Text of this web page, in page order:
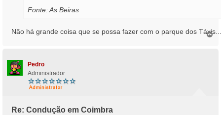
Fonte: As Beiras
Não há grande coisa que se possa fazer com o parque dos Táxis...
T
Pedro
Administrador
Re: Condução em Coimbra